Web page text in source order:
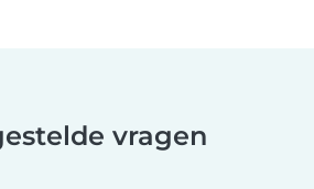
vragen